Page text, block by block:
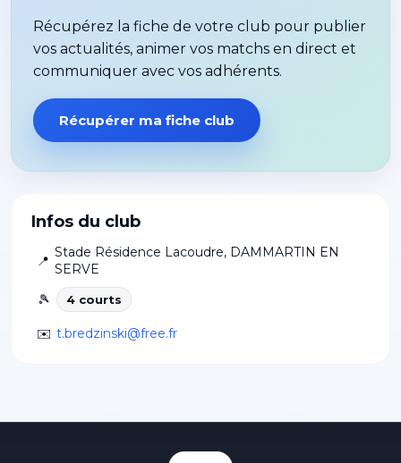
Infos du club
📍
Stade Résidence Lacoudre, DAMMARTIN EN
SERVE
🎾
4 courts
✉️ t.bredzinski@free.fr
Récupérez la fiche de votre club pour publier
vos actualités, animer vos matchs en direct et
communiquer avec vos adhérents.
Récupérer ma fiche club